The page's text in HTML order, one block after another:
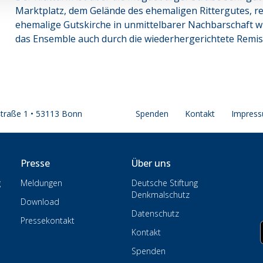
Marktplatz, dem Gelände des ehemaligen Rittergutes,
ehemalige Gutskirche in unmittelbarer Nachbarschaft
das Ensemble auch durch die wiederhergerichtete
1 • 53113 Bonn Spenden Kontakt
Presse
Meldungen
Download
Pressekontakt
Über uns
Deutsche Stiftung
Denkmalschutz
Datenschutz
Kontakt
Spenden